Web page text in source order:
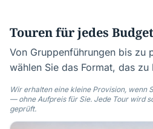
Touren für jedes
Von Gruppenführungen bis zu
wählen Sie das Format, das
Wir erhalten eine kleine Provision, wenn
— ohne Aufpreis für Sie. Jede Tour wird
geprüft.